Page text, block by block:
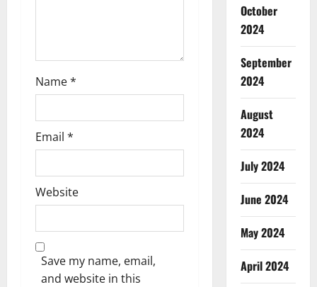
Name*
Email *
Website
Save my name, email,
and website in this
October
2024
September
2024
August
2024
July 2024
June 2024
May 2024
April 2024